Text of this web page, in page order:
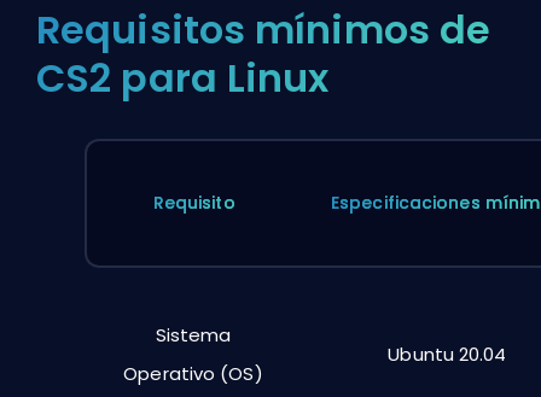
Requisitos mínimos de
CS2 para Linux
Requisito Especificaciones
Sistema
Operativo (OS)
Ubuntu 20.04